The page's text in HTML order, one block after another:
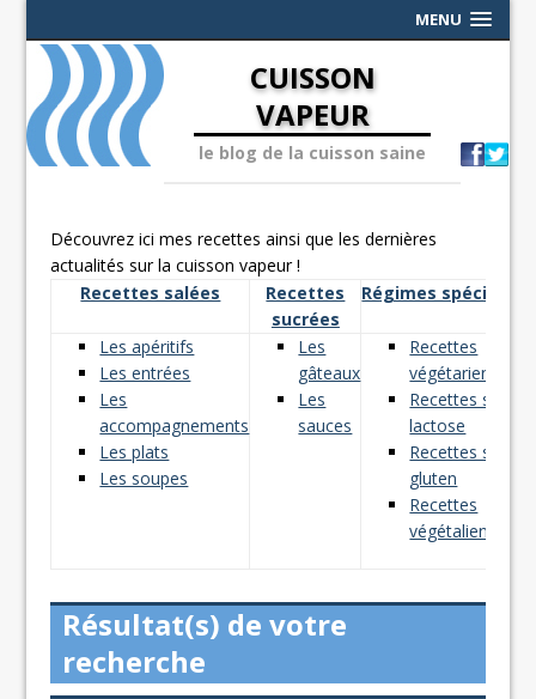
MENU
CUISSON
VAPEUR
le blog de la cuisson saine
Découvrez ici mes recettes ainsi que les dernières
actualités sur la cuisson vapeur !
Recettes salées
Recettes
sucrées
Régimes spéciaux
Les apéritifs
Les entrées
Les
accompagnements
Les plats
Les soupes
Les
gâteaux
Les
sauces
Recettes
végétariennes
Recettes sans
lactose
Recettes sans
gluten
Recettes
végétaliennes
Résultat(s) de votre
recherche